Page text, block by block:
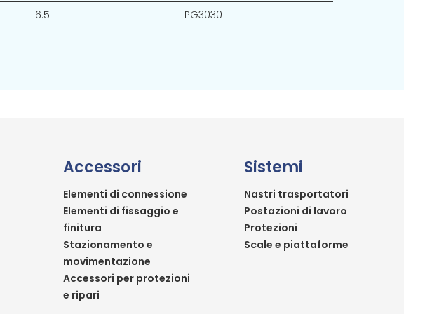
6.5 PG3030
Accessori
Elementi di connessione
Elementi di fissaggio e
finitura
Stazionamento e
movimentazione
Accessori per protezioni
e ripari
Sistemi
Nastri trasportatori
Postazioni di lavoro
Protezioni
Scale e piattaforme